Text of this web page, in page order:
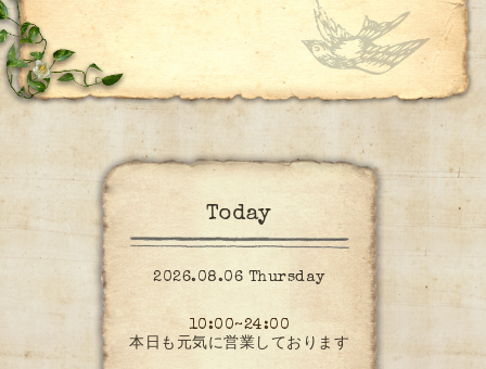
Today
2026.08.06 Thursday
10:00~24:00
本日も元気に営業しております